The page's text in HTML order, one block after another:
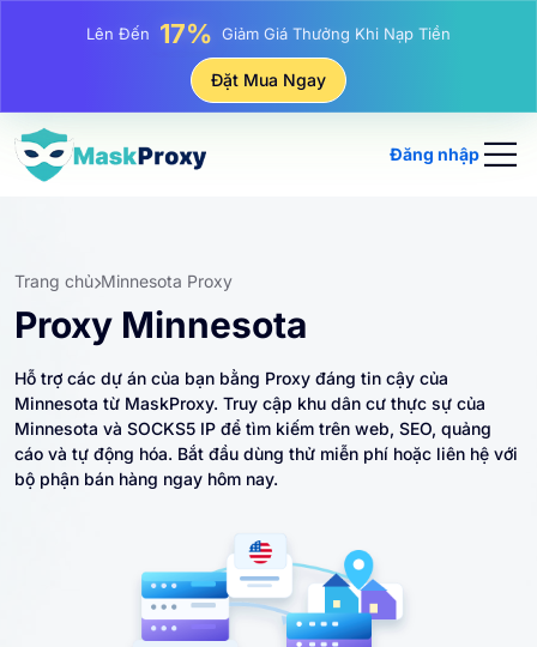
Lên Đến 17% Giảm Giá Thưởng Khi Nạp Tiền
25%Giảm Giá Khi Mua Hàng IP Tĩnh
Lên Đến
Đặt Mua Ngay
Đăng nhập
Trang chủ Minnesota Proxy
Proxy Minnesota
Hỗ trợ các dự án của bạn bằng Proxy đáng tin cậy của
Minnesota từ MaskProxy. Truy cập khu dân cư thực sự của
Minnesota và SOCKS5 IP để tìm kiếm trên web, SEO, quảng
cáo và tự động hóa. Bắt đầu dùng thử miễn phí hoặc liên hệ với
bộ phận bán hàng ngay hôm nay.